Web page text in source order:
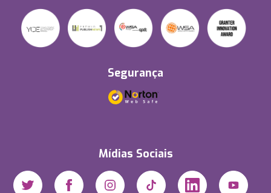
Segurança
Mídias Sociais